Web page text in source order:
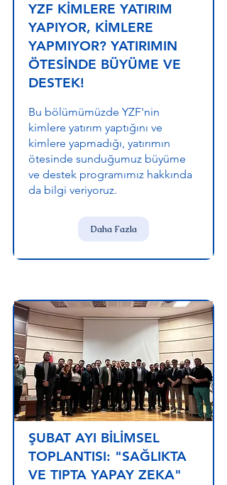
YZF KİMLERE YATIRIM
YAPIYOR, KİMLERE
YAPMIYOR? YATIRIMIN
ÖTESİNDE BÜYÜME VE
DESTEK!
Bu bölümümüzde YZF'nin
kimlere yatırım yaptığını ve
kimlere yapmadığı, yatırımın
ötesinde sunduğumuz büyüme
ve destek programımız hakkında
da bilgi veriyoruz.
Daha Fazla
ŞUBAT AYI BİLİMSEL
TOPLANTISI: "SAĞLIKTA
VE TIPTA YAPAY ZEKA"